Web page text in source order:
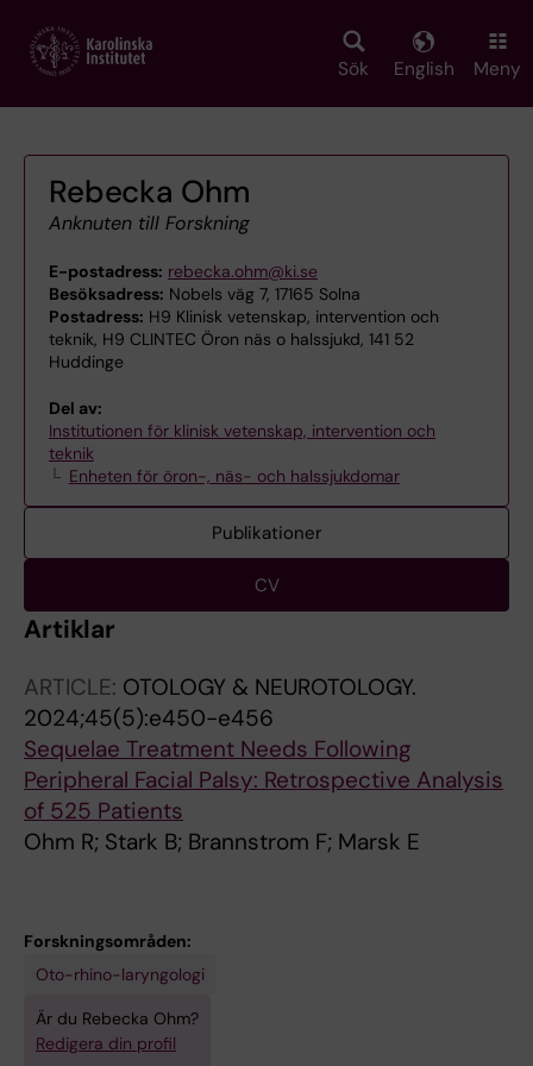
main
Sök English Meny
Rebecka Ohm
Anknuten till Forskning
E-postadress: rebecka.ohm@ki.se
Besöksadress: Nobels väg 7, 17165 Solna
Postadress: H9 Klinisk vetenskap, intervention och
teknik, H9 CLINTEC Öron näs o halssjukd, 141 52
Huddinge
Del av:
Institutionen för klinisk vetenskap, intervention och
teknik
Enheten för öron-, näs- och halssjukdomar
Publikationer
CV
Artiklar
ARTICLE: OTOLOGY & NEUROTOLOGY.
2024;45(5):e450-e456
Sequelae Treatment Needs Following
Peripheral Facial Palsy: Retrospective Analysis
of 525 Patients
Ohm R; Stark B; Brannstrom F; Marsk E
Forskningsområden:
Oto-rhino-laryngologi
Är du Rebecka Ohm?
Redigera din profil